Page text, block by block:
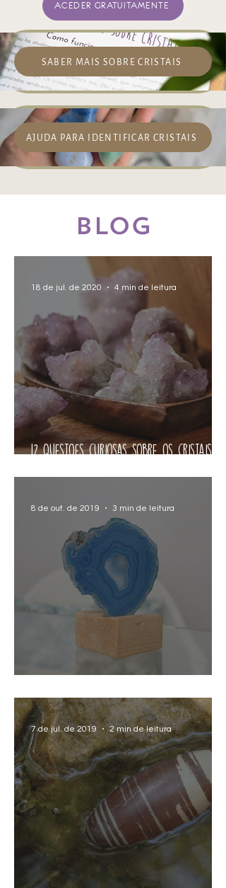
ACEDER GRATUITAMENTE
SABER MAIS SOBRE CRISTAIS
AJUDA PARA IDENTIFICAR CRISTAIS
bLOG
12 Questões curiosas sobre os cristais
18 de jul. de 2020 4 min de leitura
8 de out. de 2019 3 min de leitura
7 de jul. de 2019 2 min de leitura